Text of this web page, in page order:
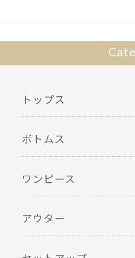
トップス
ボトムス
ワンピース
アウター